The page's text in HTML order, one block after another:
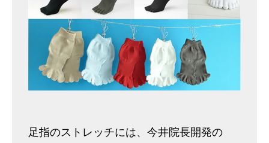
足指のストレッチには、今井院長開発の